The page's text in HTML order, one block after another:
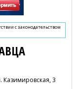
с законодательством
Казимировская, 3